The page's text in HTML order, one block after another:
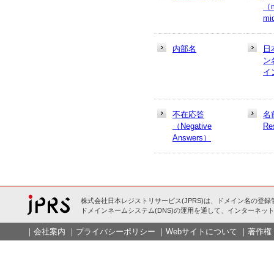
内部名
ン
イ
不在応答
（Negative
Answers）
名
株式会社日本レジストリサービス(JPRS)は、ドメイン名の登録
ドメインネームシステム(DNS)の運用を通して、インターネッ
｜ 会社案内 ｜ プライバシーポリシー ｜ Webサイトについて ｜ 著作権